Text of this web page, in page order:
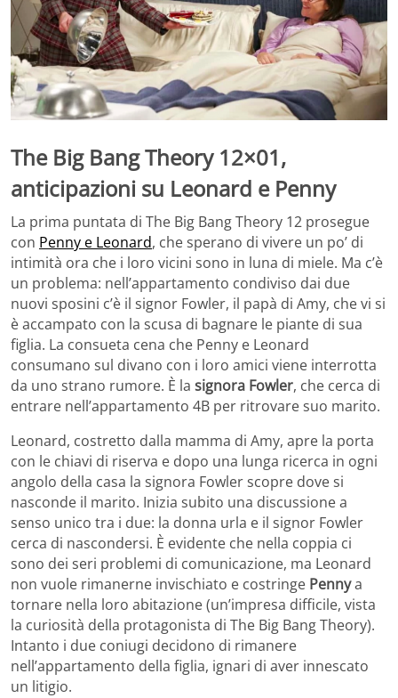
The Big Bang Theory 12×01,
anticipazioni su Leonard e Penny
La prima puntata di The Big Bang Theory 12 prosegue
con Penny e Leonard, che sperano di vivere un po’ di
intimità ora che i loro vicini sono in luna di miele. Ma c’è
un problema: nell’appartamento condiviso dai due
nuovi sposini c’è il signor Fowler, il papà di Amy, che vi si
è accampato con la scusa di bagnare le piante di sua
figlia. La consueta cena che Penny e Leonard
consumano sul divano con i loro amici viene interrotta
da uno strano rumore. È la signora Fowler, che cerca di
entrare nell’appartamento 4B per ritrovare suo marito.
Leonard, costretto dalla mamma di Amy, apre la porta
con le chiavi di riserva e dopo una lunga ricerca in ogni
angolo della casa la signora Fowler scopre dove si
nasconde il marito. Inizia subito una discussione a
senso unico tra i due: la donna urla e il signor Fowler
cerca di nascondersi. È evidente che nella coppia ci
sono dei seri problemi di comunicazione, ma Leonard
non vuole rimanerne invischiato e costringe Pennya
tornare nella loro abitazione (un’impresa difficile, vista
la curiosità della protagonista di The Big Bang Theory).
Intanto i due coniugi decidono di rimanere
nell’appartamento della figlia, ignari di aver innescato
un litigio.